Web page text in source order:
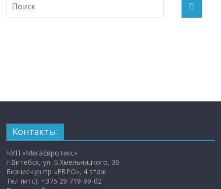
Контакты:
ЧУП «МегаЕвротекс»
г.Витебск, ул. Б.Хмельницкого, 30
Бизнес-центр «ЕВРО», 4 этаж
Тел (мтс): +375 29 719-99-02